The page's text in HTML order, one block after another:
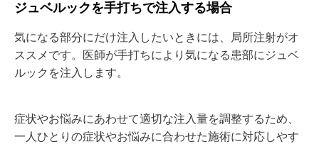
ジュベルックを手打ちで注入する場合
気になる部分にだけ注入したいときには、局所注射がオ
ススメです。医師が手打ちにより気になる患部にジュベ
ルックを注入します。
症状やお悩みにあわせて適切な注入量を調整するため、
一人ひとりの症状やお悩みに合わせた施術に対応しやす